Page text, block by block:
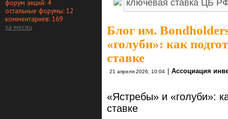
форум акций: 4
остальные форумы: 12
комментариев: 169
за месяц
Блог им.
«голуби»: как
ставке
21 апреля 2026, 10:04 Ассоциация
«Ястребы» и «голуби»:
ставке